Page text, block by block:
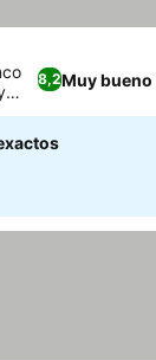
8,2Muy bueno